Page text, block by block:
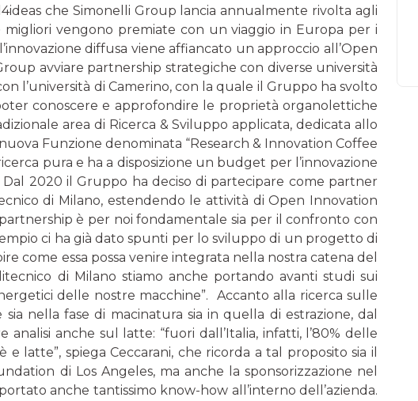
che Simonelli Group lancia annualmente rivolta agli
vengono premiate con un viaggio in Eu­ropa per i
diffusa viene affiancato un approccio all’Open
avviare partnership strategiche con diverse università
l’università di Camerino, con la quale il Gruppo ha svolto
conoscere e approfondire le proprietà organolettiche
area di Ricerca & Sviluppo applicata, dedicata allo
Funzione denominata “Research & Innovation Coffee
pura e ha a disposizione un budget per l’innova­zione
2020 il Gruppo ha deciso di partecipare come partner
di Milano, estendendo le attività di Open Innovation
è per noi fondamentale sia per il confronto con
ci ha già dato spunti per lo sviluppo di un progetto di
come essa possa venire integrata nella nostra catena del
di Milano stiamo anche portando avanti studi sui
delle nostre macchine”. Accanto alla ricerca sulle
nella fase di macinatura sia in quella di estrazione, dal
anche sul latte: “fuori dall’Italia, infatti, l’80% delle
latte”, spiega Ceccarani, che ricorda a tal proposito sia il
di Los Ange­les, ma anche la sponsorizzazione nel
anche tantissimo know-how all’interno dell’azienda.